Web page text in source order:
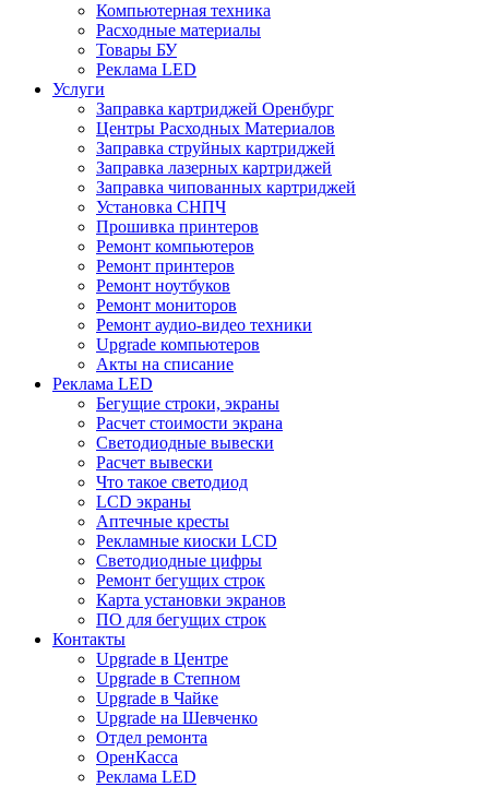
Компьютерная техника
Расходные материалы
Товары БУ
Реклама LED
Услуги
Заправка картриджей Оренбург
Центры Расходных Материалов
Заправка струйных картриджей
Заправка лазерных картриджей
Заправка чипованных картриджей
Установка СНПЧ
Прошивка принтеров
Ремонт компьютеров
Ремонт принтеров
Ремонт ноутбуков
Ремонт мониторов
Ремонт аудио-видео техники
Upgrade компьютеров
Акты на списание
Реклама LED
Бегущие строки, экраны
Расчет стоимости экрана
Светодиодные вывески
Расчет вывески
Что такое светодиод
LCD экраны
Аптечные кресты
Рекламные киоски LCD
Светодиодные цифры
Ремонт бегущих строк
Карта установки экранов
ПО для бегущих строк
Контакты
Upgrade в Центре
Upgrade в Степном
Upgrade в Чайке
Upgrade на Шевченко
Отдел ремонта
ОренКасса
Реклама LED